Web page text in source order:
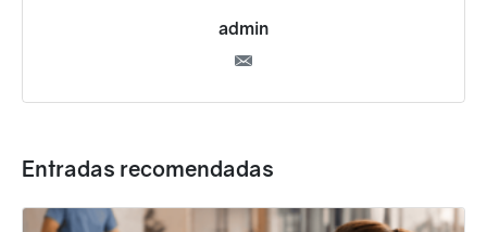
admin
Entradas recomendadas